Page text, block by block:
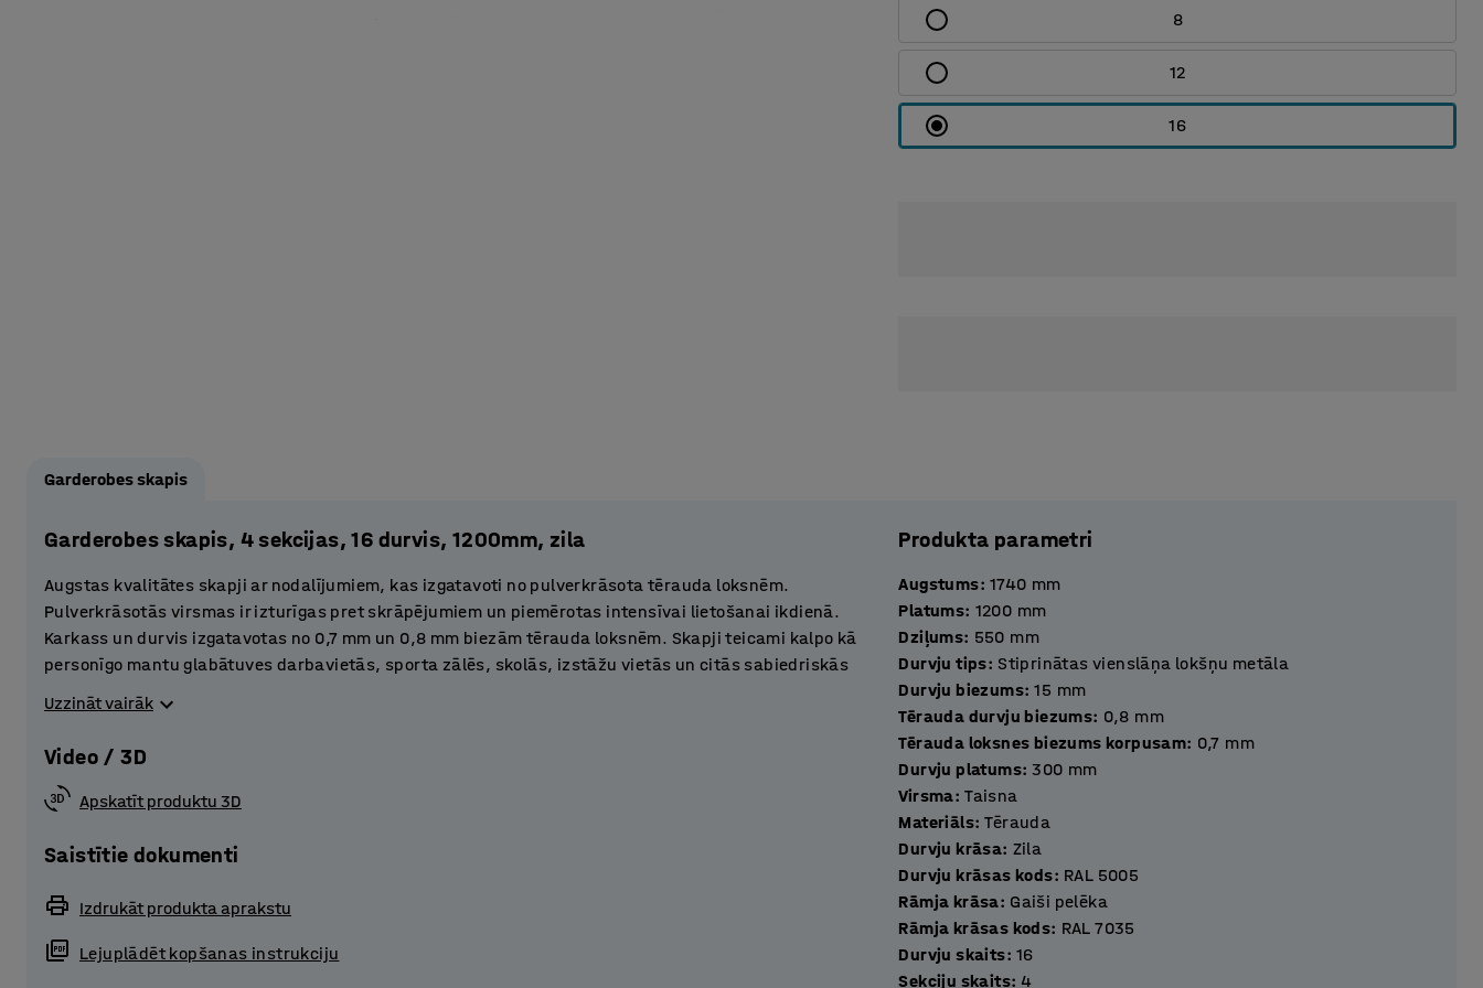
8
12
16
Garderobes skapis
Garderobes skapis, 4 sekcijas, 16 durvis, 1200mm, zila
Augstas kvalitātes skapji ar nodalījumiem, kas izgatavoti no pulverkrāsota tērauda loksnēm.
Pulverkrāsotās virsmas ir izturīgas pret skrāpējumiem un piemērotas intensīvai lietošanai ikdienā.
Karkass un durvis izgatavotas no 0,7 mm un 0,8 mm biezām tērauda loksnēm. Skapji teicami kalpo kā
personīgo mantu glabātuves darbavietās, sporta zālēs, skolās, izstāžu vietās un citās sabiedriskās
zonās. Durvis ir pastiprinātas un aprīkotas ar gumijas trokšņu slāpētājiem, tāpēc tās aizveramas
pavisam klusi. Perforācijas skapja korpusa augšējā un apakšējā daļā uzlabo gaisa apmaiņu un
novērš mitruma uzkrāšanos.
Aicinām izvēlēties dažādus piederumus un apvienot vairākus skapjus, veidojot savām vajadzībām
sev piemērotāko.
Cilindra slēdzene ir piemērota skapītim, kuru izmanto tikai viena persona. Cilpas slēdzene vai
atslēgas. Papildu piekaramo slēdzeni var izmantot kopā ar cilpas slēdzeni. Tas ieteicams, ja skapjiem
Uzzināt vairāk
Video / 3D
Apskatīt produktu 3D
Saistītie dokumenti
Izdrukāt produkta aprakstu
Lejuplādēt kopšanas instrukciju
Produkta parametri
Augstums: 1740 mm
Platums: 1200 mm
Dziļums: 550 mm
Durvju tips: Stiprinātas vienslāņa lokšņu metāla
Durvju biezums: 15 mm
Tērauda durvju biezums: 0,8 mm
Tērauda loksnes biezums korpusam: 0,7 mm
Durvju platums: 300 mm
Virsma: Taisna
Materiāls: Tērauda
Durvju krāsa: Zila
Durvju krāsas kods: RAL 5005
Rāmja krāsa: Gaiši pelēka
Rāmja krāsas kods: RAL 7035
Durvju skaits: 16
Sekciju skaits: 4